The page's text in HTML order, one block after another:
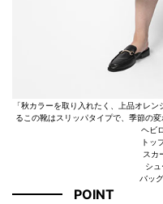
「秋カラーを取り入れたく、上品オレ
るこの靴はスリッパタイプで、季節の
ヘビ
トッ
スカ
シ
バッ
POINT